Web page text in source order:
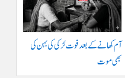
آم کھانے کے بعد فوت لڑکی کی بہن کی
بھی موت